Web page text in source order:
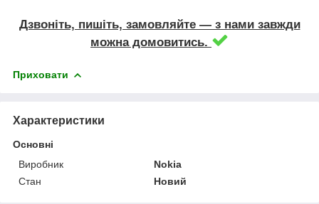
Дзвоніть, пишіть, замовляйте ― з нами завжди
можна домовитись.
Приховати
Характеристики
Основні
Виробник
Nokia
Стан
Новий